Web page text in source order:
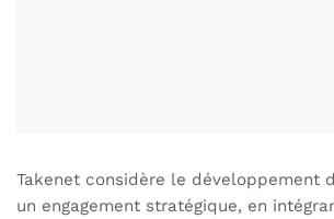
Takenet considère le développement
un engagement stratégique, en